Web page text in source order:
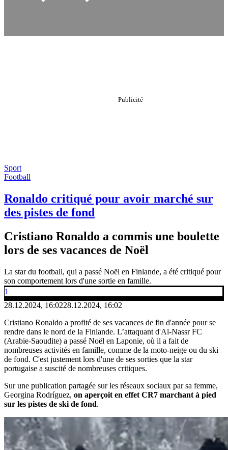
Sport
Football
Ronaldo critiqué pour avoir marché sur
des pistes de fond
Cristiano Ronaldo a commis une boulette
lors de ses vacances de Noël
La star du football, qui a passé Noël en Finlande, a été critiqué pour
son comportement lors d'une sortie en famille.
1
28.12.2024, 16:0228.12.2024, 16:02
Cristiano Ronaldo a profité de ses vacances de fin d'année pour se
rendre dans le nord de la Finlande. L’attaquant d'Al-Nassr FC
(Arabie-Saoudite) a passé Noël en Laponie, où il a fait de
nombreuses activités en famille, comme de la moto-neige ou du ski
de fond. C'est justement lors d'une de ses sorties que la star
portugaise a suscité de nombreuses critiques.
Sur une publication partagée sur les réseaux sociaux par sa femme,
Georgina Rodríguez, on aperçoit en effet CR7 marchant à pied
sur les pistes de ski de fond.